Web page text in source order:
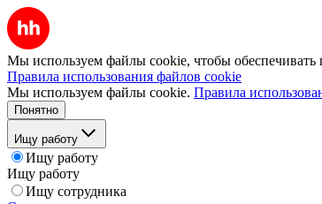
Мы используем файлы cookie, чтобы обеспечивать
Правила использования файлов cookie
Мы используем файлы cookie. Правила
Понятно
Ищу работу
Ищу работу
Ищу работу
Ищу сотрудника